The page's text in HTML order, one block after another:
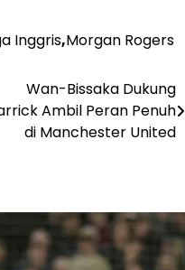
Inggris,Morgan Rogers
Wan-Bissaka Dukung
Ambil Peran Penuh
di Manchester United